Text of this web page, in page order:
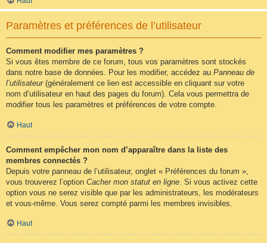
Paramètres et préférences de l’utilisateur
Comment modifier mes paramètres ?
Si vous êtes membre de ce forum, tous vos paramètres sont stockés
dans notre base de données. Pour les modifier, accédez au Panneau de
l’utilisateur(généralement ce lien est accessible en cliquant sur votre
nom d’utilisateur en haut des pages du forum). Cela vous permettra de
modifier tous les paramètres et préférences de votre compte.
Haut
Comment empêcher mon nom d’apparaître dans la liste des
membres connectés ?
Depuis votre panneau de l’utilisateur, onglet « Préférences du forum »,
vous trouverez l’option Cacher mon statut en ligne . Si vous activez cette
option vous ne serez visible que par les administrateurs, les modérateurs
et vous-même. Vous serez compté parmi les membres invisibles.
Haut